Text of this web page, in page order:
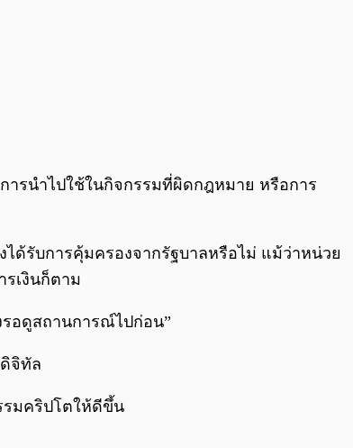
รนำไปใช้ในกิจกรรมที่ผิดกฎหมาย หรือการ
ด้รับการคุ้มครองจากรัฐบาลหรือไม่ แม้ว่าหน่วย
เงินก็ตาม
รอดูสถานการณ์ไปก่อน”
จิทัล
รมคริปโตให้ดีขึ้น